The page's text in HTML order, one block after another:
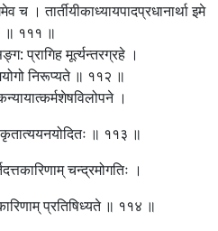
च । तार्तीयीकाध्यायपादप्रधानार्था इमे
॥ १११ ॥
प्रागिह मूर्त्यन्तरग्रहे ।
निरूप्यते ॥ ११२ ॥
।
॥ ११३ ॥
चन्द्रमोगतिः ।
प्रतिषिध्यते ॥ ११४ ॥